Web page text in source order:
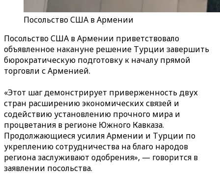
Посольство США в Армении
Посольство США в Армении приветствовало
объявленное накануне решение Турции завершить
бюрократическую подготовку к началу прямой
торговли с Арменией.
«Этот шаг демонстрирует приверженность двух
стран расширению экономических связей и
содействию установлению прочного мира и
процветания в регионе Южного Кавказа.
Продолжающиеся усилия Армении и Турции по
укреплению сотрудничества на благо народов
региона заслуживают одобрения», — говорится в
заявлении посольства.